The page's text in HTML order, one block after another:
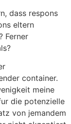
dass respons
eltern
Ferner
container.
meine
die potenzielle
von jemandem